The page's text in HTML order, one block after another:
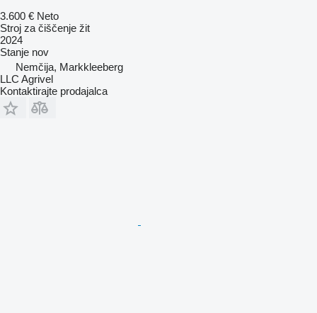
3.600 € Neto
Stroj za čiščenje žit
2024
Stanje nov
Nemčija, Markkleeberg
LLC Agrivel
Kontaktirajte prodajalca